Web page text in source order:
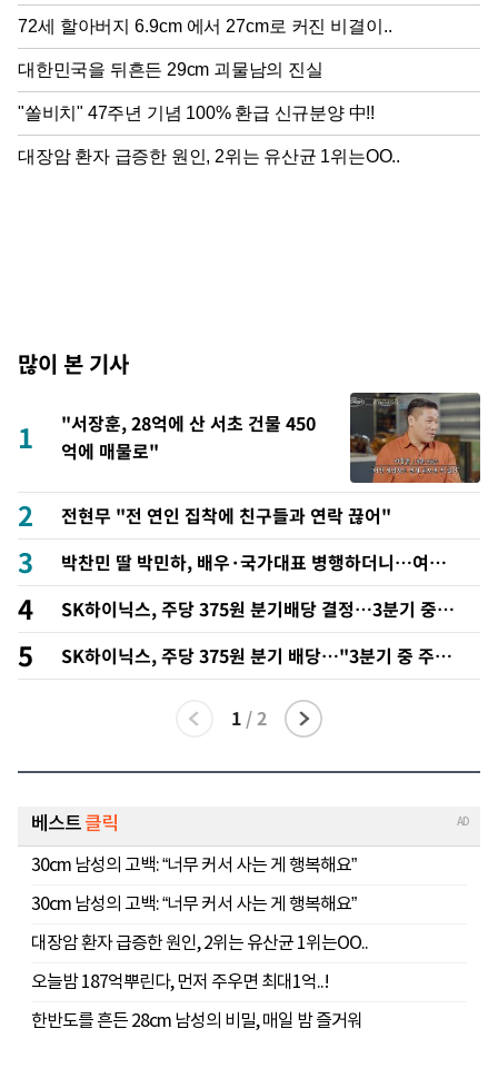
많이 본 기사
1
"서장훈, 28억에 산 서초 건물 450
억에 매물로"
2 전현무 "전 연인 집착에 친구들과 연락 끊어"
3
박찬민 딸 박민하, 배우·국가대표 병행하더니…여유
로운 근황 공개
4
SK하이닉스, 주당 375원 분기배당 결정…3분기 중 추
가 주주환원 발표
5
SK하이닉스, 주당 375원 분기 배당…"3분기 중 주주
환원 방안 확정"
1 / 2